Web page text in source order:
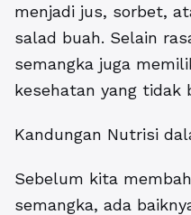
menjadi jus, sorbet,
salad buah. Selain
semangka juga
kesehatan yang tidak
Kandungan Nutrisi
Sebelum kita
semangka, ada